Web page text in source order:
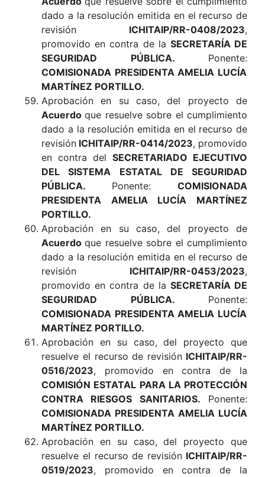
dado a la resolución emitida en el recurso de
revisión ICHITAIP/RR-0408/2023,
promovido en contra de la SECRETARÍA DE
SEGURIDAD PÚBLICA. Ponente:
COMISIONADA PRESIDENTA AMELIA LUCÍA
MARTÍNEZ PORTILLO.
Aprobación en su caso, del proyecto de
Acuerdoque resuelve sobre el cumplimiento
dado a la resolución emitida en el recurso de
revisión ICHITAIP/RR-0414/2023, promovido
en contra del SECRETARIADO EJECUTIVO
DEL SISTEMA ESTATAL DE SEGURIDAD
PÚBLICA. Ponente: COMISIONADA
PRESIDENTA AMELIA LUCÍA MARTÍNEZ
PORTILLO.
Aprobación en su caso, del proyecto de
Acuerdoque resuelve sobre el cumplimiento
dado a la resolución emitida en el recurso de
revisión ICHITAIP/RR-0453/2023,
promovido en contra de la SECRETARÍA DE
SEGURIDAD PÚBLICA. Ponente:
COMISIONADA PRESIDENTA AMELIA LUCÍA
MARTÍNEZ PORTILLO.
Aprobación en su caso, del proyecto que
resuelve el recurso de revisión ICHITAIP/RR-
0516/2023, promovido en contra de la
COMISIÓN ESTATAL PARA LA PROTECCIÓN
CONTRA RIESGOS SANITARIOS. Ponente:
COMISIONADA PRESIDENTA AMELIA LUCÍA
MARTÍNEZ PORTILLO.
Aprobación en su caso, del proyecto que
resuelve el recurso de revisión ICHITAIP/RR-
0519/2023, promovido en contra de la